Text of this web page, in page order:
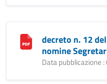
decreto n. 12
nomine
Data pubblicazione